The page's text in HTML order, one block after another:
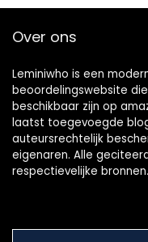
Over ons
Leminiwho is een
beoordelingswebsite
beschikbaar zijn op
laatst toegevoegde
auteursrechtelijk
eigenaren. Alle
respectievelijke bronnen.